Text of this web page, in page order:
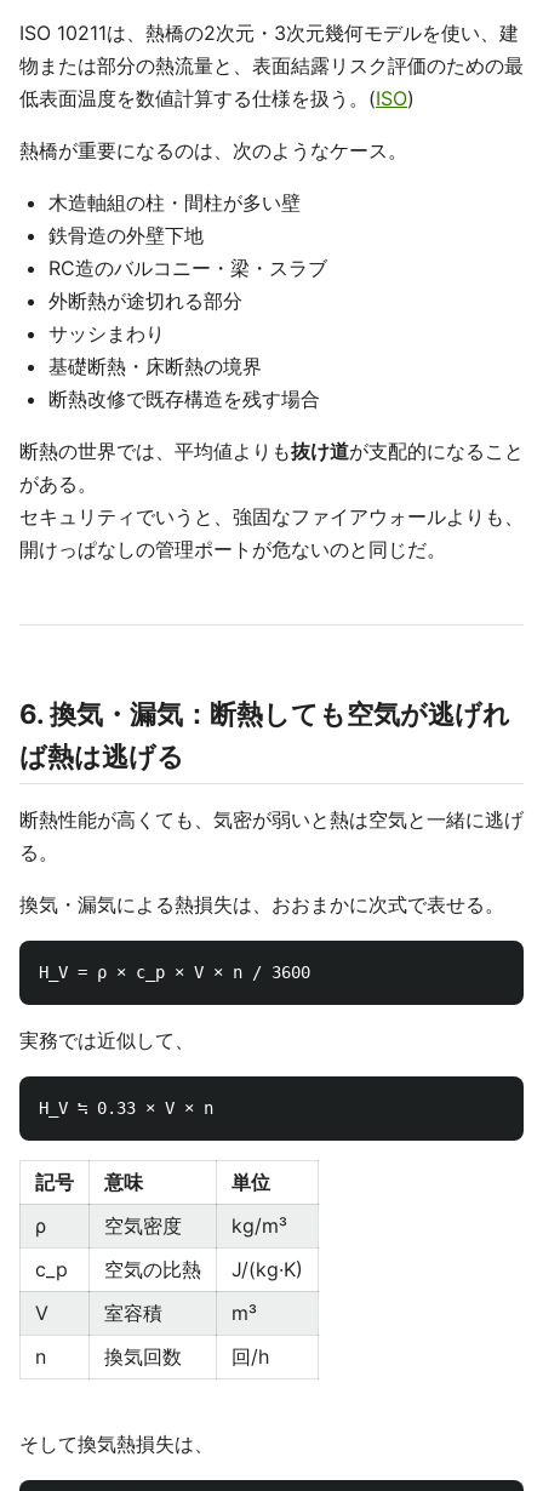
ISO 10211は、熱橋の2次元・3次元幾何モデルを使い、建
物または部分の熱流量と、表面結露リスク評価のための最
低表面温度を数値計算する仕様を扱う。(ISO)
熱橋が重要になるのは、次のようなケース。
木造軸組の柱・間柱が多い壁
鉄骨造の外壁下地
RC造のバルコニー・梁・スラブ
外断熱が途切れる部分
サッシまわり
基礎断熱・床断熱の境界
断熱改修で既存構造を残す場合
断熱の世界では、平均値よりも抜け道が支配的になること
がある。
セキュリティでいうと、強固なファイアウォールよりも、
開けっぱなしの管理ポートが危ないのと同じだ。
6. 換気・漏気：断熱しても空気が逃げれ
ば熱は逃げる
断熱性能が高くても、気密が弱いと熱は空気と一緒に逃げ
る。
換気・漏気による熱損失は、おおまかに次式で表せる。
実務では近似して、
記号 意味
単位
ρ
空気密度
kg/m³
c_p
空気の比熱
J/(kg·K)
V
室容積
m³
n
換気回数 回/h
そして換気熱損失は、